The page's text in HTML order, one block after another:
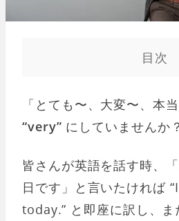
目次
「とても〜、大変〜、本
“very” にしていませんか？
皆さんが英語を話す時、
日です」と言いたければ
today.” と即座に訳し、ま